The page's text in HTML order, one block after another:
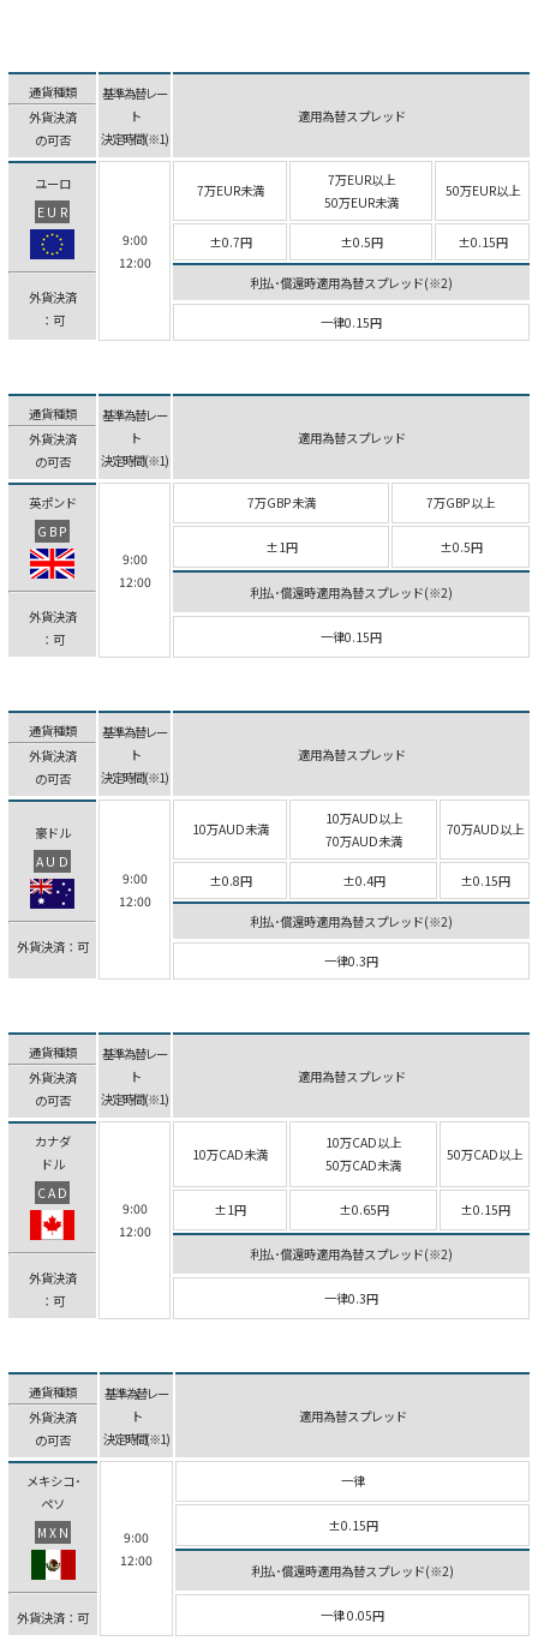
通貨種類
外貨決済
の可否
基準為替レー
ト
決定時間(※1)
適用為替スプレッド
ユーロ
EUR
外貨決済
：可
9:00
12:00
7万EUR未満
7万EUR以上
50万EUR未満
50万EUR以上
±0.7円 ±0.5円 ±0.15円
利払･償還時適用為替スプレッド(※2)
一律0.15円
通貨種類
外貨決済
の可否
基準為替レー
ト
決定時間(※1)
適用為替スプレッド
英ポンド
GBP
外貨決済
：可
9:00
12:00
7万GBP未満 7万GBP以上
±1円 ±0.5円
利払･償還時適用為替スプレッド(※2)
一律0.15円
通貨種類
外貨決済
の可否
基準為替レー
ト
決定時間(※1)
適用為替スプレッド
豪ドル
AUD
外貨決済：可
9:00
12:00
10万AUD未満
10万AUD以上
70万AUD未満
70万AUD以上
±0.8円 ±0.4円 ±0.15円
利払･償還時適用為替スプレッド(※2)
一律0.3円
通貨種類
外貨決済
の可否
基準為替レー
ト
決定時間(※1)
適用為替スプレッド
カナダ
ドル
CAD
外貨決済
：可
9:00
12:00
10万CAD未満
10万CAD以上
50万CAD未満
50万CAD以上
±1円 ±0.65円 ±0.15円
利払･償還時適用為替スプレッド(※2)
一律0.3円
通貨種類
外貨決済
の可否
基準為替レー
ト
決定時間(※1)
適用為替スプレッド
メキシコ･
ペソ
MXN
外貨決済：可
9:00
12:00
一律
±0.15円
利払･償還時適用為替スプレッド(※2)
一律 0.05円